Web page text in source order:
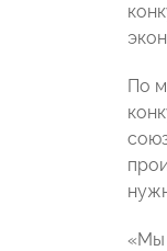
По
«Мы